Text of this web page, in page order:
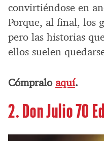
convirtiéndose en
Porque, al final, los
pero las historias
ellos suelen
Cómpralo aquí.
2.Don Julio 70